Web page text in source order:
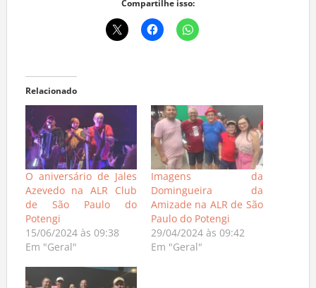
Compartilhe isso:
Relacionado
O aniversário de Jales
Azevedo na ALR Club
de São Paulo do
Potengi
15/06/2024 às 09:38
Em "Geral"
Imagens da
Domingueira da
Amizade na ALR de São
Paulo do Potengi
29/04/2024 às 09:42
Em "Geral"